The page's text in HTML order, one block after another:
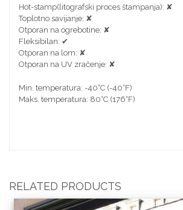
Hot-stamp(litografski proces štampanja): ✘
Toplotno savijanje: ✘
Otporan na ogrebotine: ✘
Fleksibilan: ✔
Otporan na lom: ✘
Otporan na UV zračenje: ✘
Min. temperatura: -40°C (-40°F)
Maks. temperatura: 80°C (176°F)
RELATED PRODUCTS